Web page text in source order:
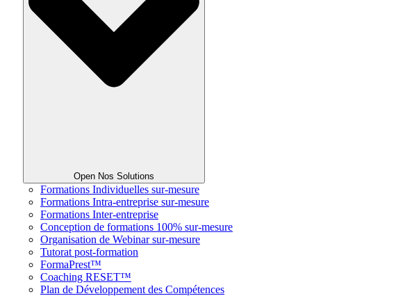
Open Nos Solutions
Formations Individuelles sur-mesure
Formations Intra-entreprise sur-mesure
Formations Inter-entreprise
Conception de formations 100% sur-mesure
Organisation de Webinar sur-mesure
Tutorat post-formation
FormaPrest™
Coaching RESET™
Plan de Développement des Compétences